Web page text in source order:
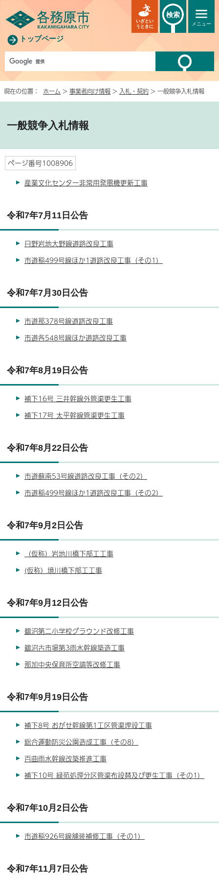
トップページ
メニュー
いざとい
うときに
検索
現在の位置： ホーム > 事業者向け情報 > 入札・契約 > 一般競争入札情報
一般競争入札情報
ページ番号1008906
産業文化センター非常用発電機更新工事
令和7年7月11日公告
日野岩地大野線道路改良工事
市道稲499号線ほか1道路改良工事（その1）
令和7年7月30日公告
市道那378号線道路改良工事
市道各548号線ほか道路改良工事
令和7年8月19日公告
補下16号 三井幹線外管渠更生工事
補下17号 太平幹線管渠更生工事
令和7年8月22日公告
市道蘇南53号線道路改良工事（その2）
市道稲499号線ほか1道路改良工事（その2）
令和7年9月2日公告
（仮称）岩地川橋下部工工事
(仮称）境川橋下部工工事
令和7年9月12日公告
鵜沼第二小学校グラウンド改修工事
鵜沼古市場第3雨水幹線築造工事
那加中央保育所空調等改修工事
令和7年9月19日公告
補下8号 おがせ幹線第1工区管渠埋設工事
総合運動防災公園造成工事（その8）
百曲雨水幹線改築推進工事
補下10号 緑苑処理分区管渠布設替及び更生工事（その1）
令和7年10月2日公告
市道稲926号線舗装補修工事（その1）
令和7年11月7日公告